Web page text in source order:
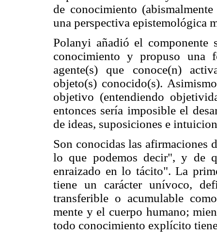
de conocimiento
una perspectiva epistemológica
Polanyi añadió el
conocimiento y propuso una
agente(s) que conoce(n)
objeto(s) conocido(s).
objetivo (entendiendo
entonces sería imposible el
de ideas, suposiciones e
Son conocidas las afirmaciones
lo que podemos decir", y de
enraizado en lo tácito". La
tiene un carácter unívoco,
transferible o acumulable
mente y el cuerpo humano;
todo conocimiento explícito